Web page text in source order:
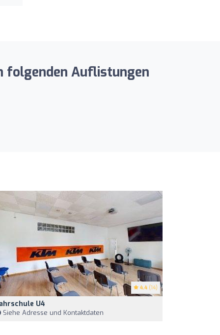
folgenden Auflistungen
4.4 (14)
U4
Siehe Adresse und Kontaktdaten